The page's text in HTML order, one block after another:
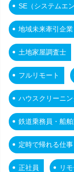
SE（システムエ
地域未来牽引企業
土地家屋調査士
フルリモート
ハウスクリーニ
鉄道乗務員・船舶
定時で帰れる仕事
正社員 リ